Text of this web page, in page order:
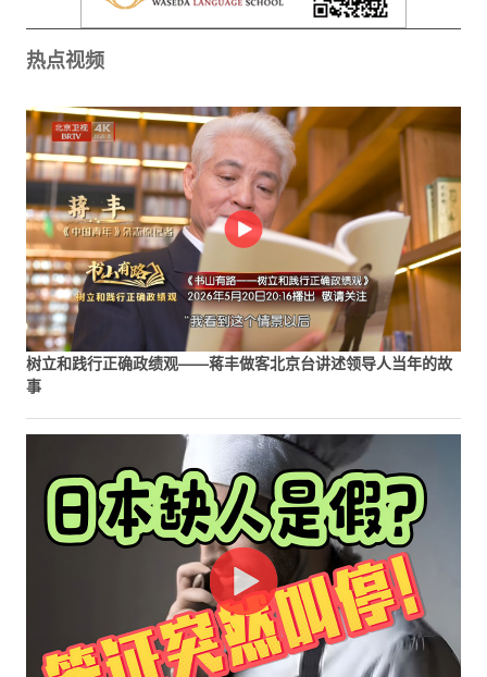
热点视频
树立和践行正确政绩观——蒋丰做客北京台讲述领导人当年的故
事